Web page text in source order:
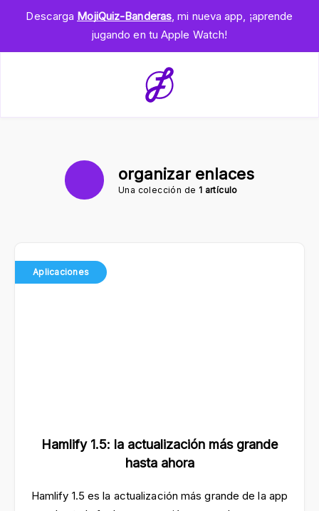
Descarga MojiQuiz-Banderas, mi nueva app, ¡aprende
jugando en tu Apple Watch!
organizar enlaces
Una colección de 1 artículo
Aplicaciones
Hamlify 1.5: la actualización más grande
hasta ahora
Hamlify 1.5 es la actualización más grande de la app